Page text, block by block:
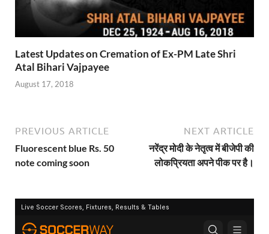
Latest Updates on Cremation of Ex-PM Late Shri
Atal Bihari Vajpayee
August 17, 2018
PREVIOUS ARTICLE
Fluorescent blue Rs. 50
note coming soon
NEXT ARTICLE
नरेंद्र मोदी के नेतृत्व में बीजेपी की
लोकप्रियता अपने पीक पर है।